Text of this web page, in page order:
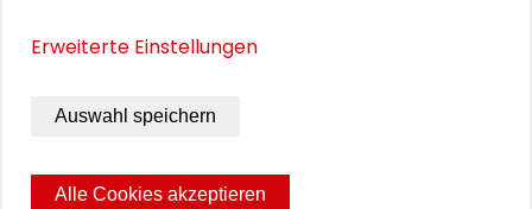
Innovative Wohnformen
Erweiterte Einstellungen
Auswahl speichern
Alle Cookies akzeptieren